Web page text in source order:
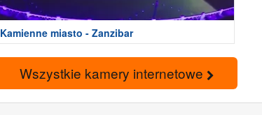
Kamienne miasto - Zanzibar
Wszystkie kamery internetowe